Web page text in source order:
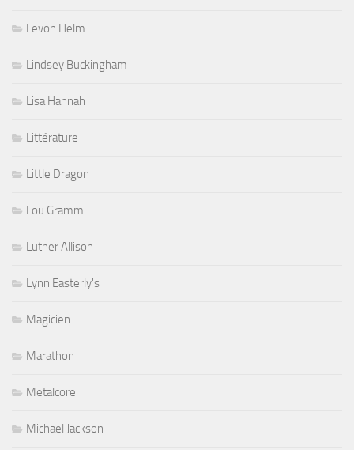
Levon Helm
Lindsey Buckingham
Lisa Hannah
Littérature
Little Dragon
Lou Gramm
Luther Allison
Lynn Easterly's
Magicien
Marathon
Metalcore
Michael Jackson